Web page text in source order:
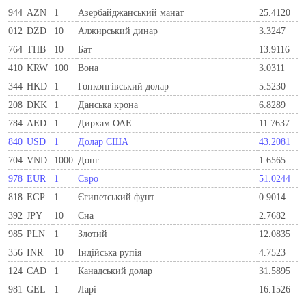
944 AZN 1 Азербайджанський манат
25.4120
012 DZD 10 Алжирський динар
3.3247
764 THB 10 Бат
13.9116
410 KRW 100 Вона
3.0311
344 HKD 1 Гонконгівський долар
5.5230
208 DKK 1 Данська крона
6.8289
784 AED 1 Дирхам ОАЕ
11.7637
840 USD 1 Долар США
43.2081
704 VND 1000 Донг
1.6565
978 EUR 1 Євро
51.0244
818 EGP 1 Єгипетський фунт
0.9014
392 JPY 10 Єна
2.7682
985 PLN 1 Злотий
12.0835
356 INR 10 Індійська рупія
4.7523
124 CAD 1 Канадський долар
31.5895
981 GEL 1 Ларi
16.1526